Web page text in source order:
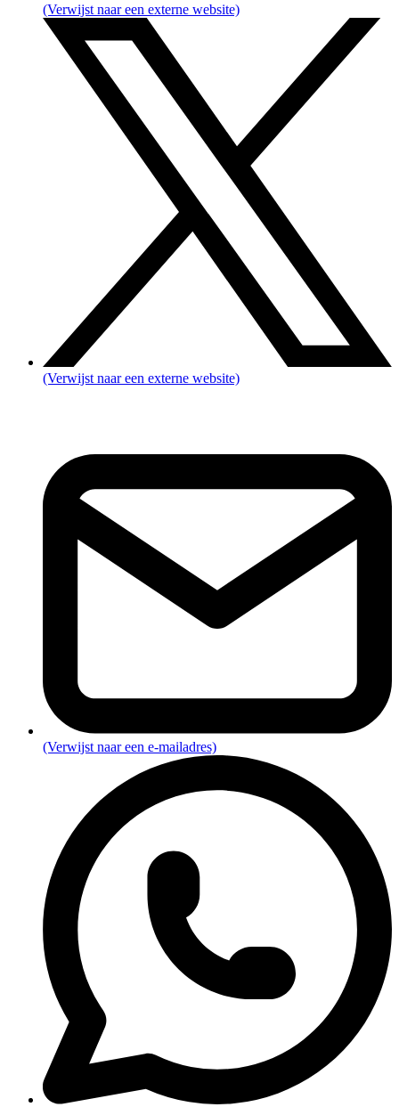
(Verwijst naar een externe website)
(Verwijst naar een externe website)
(Verwijst naar een e-mailadres)